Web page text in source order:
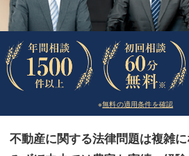
労働問題（解雇，残業等）
刑事弁護
交通事故
法律相談など（その他）
※無料の適用条件を確認
不動産に関する法律問題は複雑に
労働問題（解雇，残業等）
刑事弁護
交通事故
法律相談など（その他）